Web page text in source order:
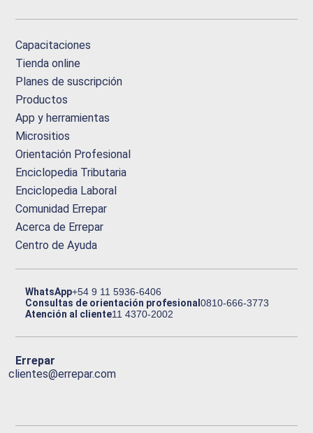
Capacitaciones
Tienda online
Planes de suscripción
Productos
App y herramientas
Micrositios
Orientación Profesional
Enciclopedia Tributaria
Enciclopedia Laboral
Comunidad Errepar
Acerca de Errepar
Centro de Ayuda
WhatsApp+54 9 11 5936-6406
Consultas de orientación profesional0810-666-3773
Atención al cliente11 4370-2002
Errepar
clientes@errepar.com